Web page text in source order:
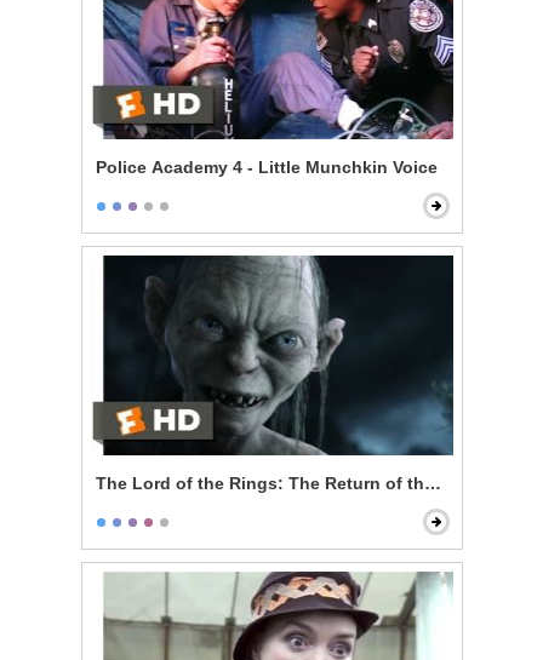
Police Academy 4 - Little Munchkin Voice
The Lord of the Rings: The Return of the King - My